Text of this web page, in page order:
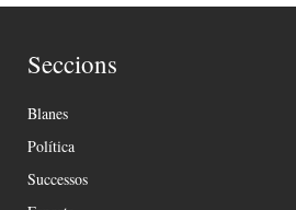
Seccions
Blanes
Política
Successos